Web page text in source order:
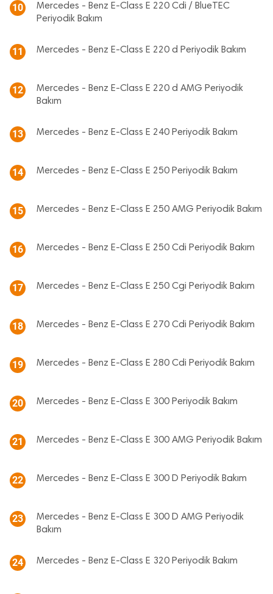
10
Mercedes - Benz E-Class E 220 Cdi / BlueTEC
Periyodik Bakım
11 Mercedes - Benz E-Class E 220 d Periyodik Bakım
12
Mercedes - Benz E-Class E 220 d AMG Periyodik
Bakım
13 Mercedes - Benz E-Class E 240 Periyodik Bakım
14 Mercedes - Benz E-Class E 250 Periyodik Bakım
15 Mercedes - Benz E-Class E 250 AMG Periyodik Bakım
16 Mercedes - Benz E-Class E 250 Cdi Periyodik Bakım
17 Mercedes - Benz E-Class E 250 Cgi Periyodik Bakım
18 Mercedes - Benz E-Class E 270 Cdi Periyodik Bakım
19 Mercedes - Benz E-Class E 280 Cdi Periyodik Bakım
20 Mercedes - Benz E-Class E 300 Periyodik Bakım
21 Mercedes - Benz E-Class E 300 AMG Periyodik Bakım
22 Mercedes - Benz E-Class E 300 D Periyodik Bakım
23
Mercedes - Benz E-Class E 300 D AMG Periyodik
Bakım
24 Mercedes - Benz E-Class E 320 Periyodik Bakım